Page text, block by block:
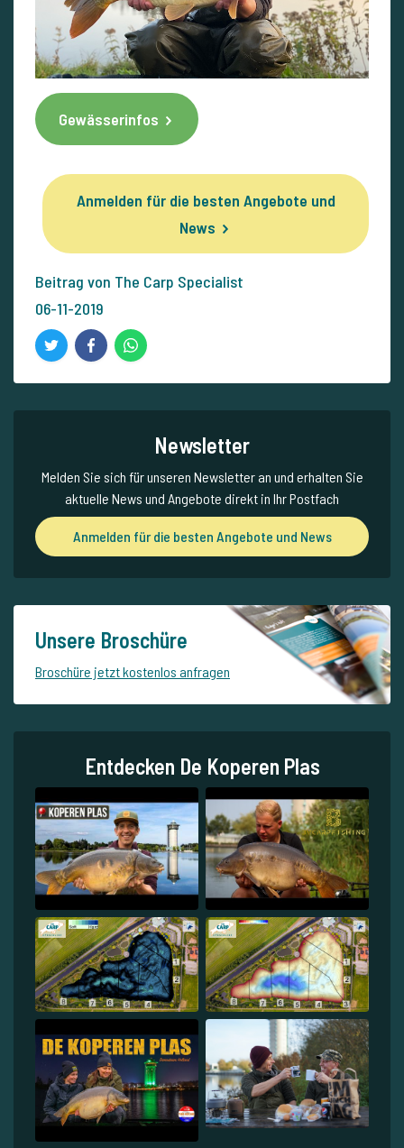
Gewässerinfos
Anmelden für die besten Angebote und
News
Beitrag von The Carp Specialist
06-11-2019
Newsletter
Melden Sie sich für unseren Newsletter an und erhalten Sie
aktuelle News und Angebote direkt in Ihr Postfach
Anmelden für die besten Angebote und News
Unsere Broschüre
Broschüre jetzt kostenlos anfragen
Entdecken De Koperen Plas